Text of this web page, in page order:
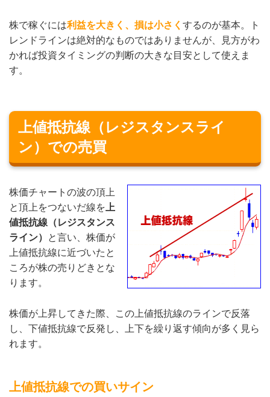
株で稼ぐには利益を大きく、損は小さく するのが基本。ト
レンドラインは絶対的なものではありませんが、見方がわ
かれば投資タイミングの判断の大きな目安として使えま
す。
上値抵抗線（レジスタンスライ
ン）での売買
株価チャートの波の頂上
と頂上をつないだ線を 上
値抵抗線（レジスタンス
ライン）
と言い、株価が
上値抵抗線に近づいたと
ころが株の売りどきとな
ります。
株価が上昇してきた際、この上値抵抗線のラインで反落
し、下値抵抗線で反発し、上下を繰り返す傾向が多く見ら
れます。
上値抵抗線での買いサイン